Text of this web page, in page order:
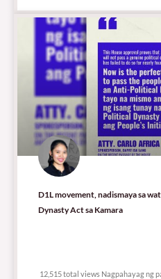
D1L movement, nadismaya sa
Dynasty Act sa Kamara
12,515 total views Nagpahayag ng